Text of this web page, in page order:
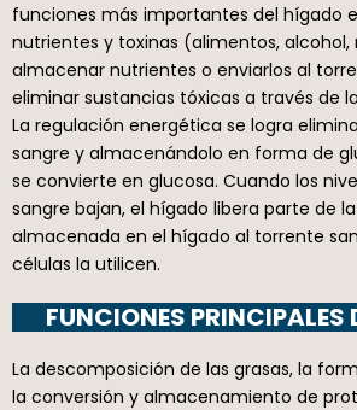
funciones más importantes del hígado
nutrientes y toxinas (alimentos,
almacenar nutrientes o enviarlos al
eliminar sustancias tóxicas a través de
La regulación energética se logra
sangre y almacenándolo en forma de
se convierte en glucosa. Cuando los
sangre bajan, el hígado libera parte de
almacenada en el hígado al torrente
células la utilicen.
FUNCIONES PRINCIPALES
La descomposición de las grasas, la
la conversión y almacenamiento de